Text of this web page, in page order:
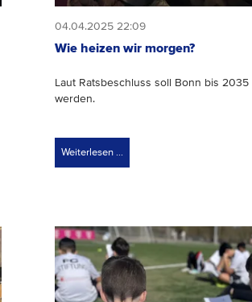
04.04.2025 22:09
Wie heizen wir morgen?
Laut Ratsbeschluss soll Bonn bis 2035
werden.
Weiterlesen …